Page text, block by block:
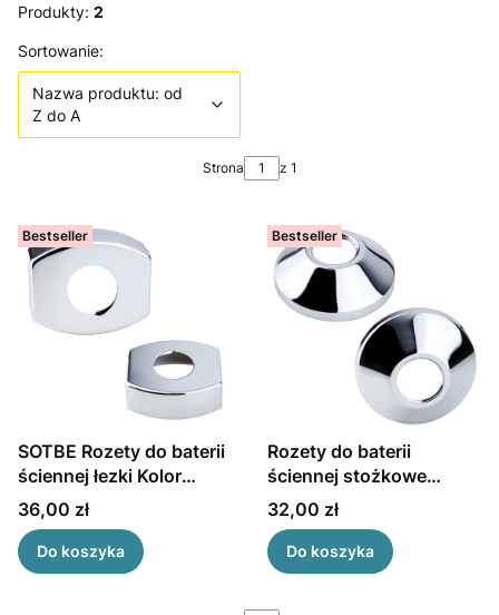
Produkty: 2
Lista produktów
Sortowanie:
Nazwa produktu: od
Z do A
Strona z 1
Bestseller
SOTBE Rozety do baterii
ściennej łezki Kolor
chrom
Cena
36,00 zł
Do koszyka
Bestseller
Rozety do baterii
ściennej stożkowe
SOTBE
Cena
32,00 zł
Do koszyka